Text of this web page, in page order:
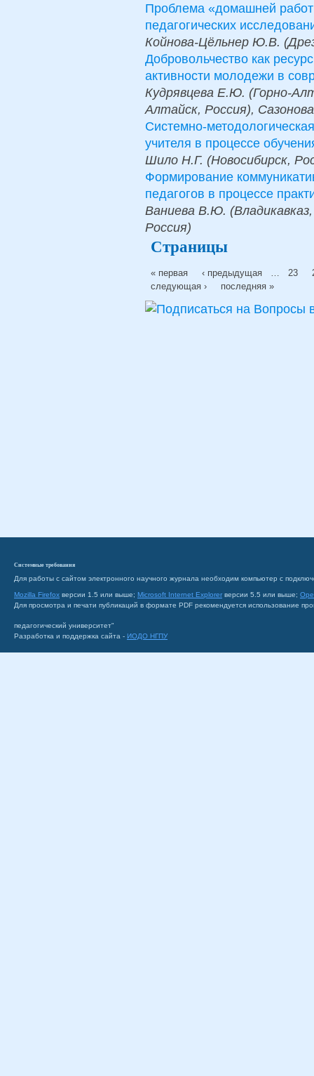
Проблема «домашней
педагогических
Койнова-Цёльнер Ю.В.
Добровольчество как
активности молодежи в
Кудрявцева Е.Ю. (Горно-
Алтайск, Россия),
Системно-
учителя в процессе
Шило Н.Г. (Новосибирск,
Формирование
педагогов в процессе
Ваниева В.Ю.
Россия)
Страницы
« первая ‹ предыдущая … 23
следующая ›
последняя »
Системные требования
Для работы с сайтом электронного научного журнала необходим компьютер с
Mozilla Firefox версии 1.5 или выше; Microsoft Internet Explorer версии 5.5 или выше;
Для просмотра и печати публикаций в формате PDF рекомендуется использование
педагогический университет"
Разработка и поддержка сайта - ИОДО НГПУ